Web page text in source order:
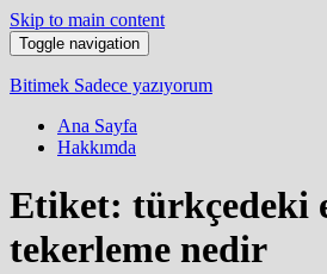
Skip to main content
Toggle navigation
Bitimek Sadece yazıyorum
Ana Sayfa
Hakkımda
Etiket: türkçedeki
tekerleme nedir